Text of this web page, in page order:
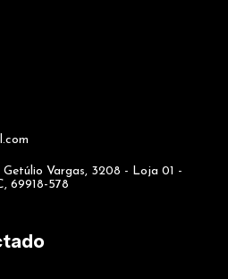
Vargas, 3208 - Loja 01 -
69918-578